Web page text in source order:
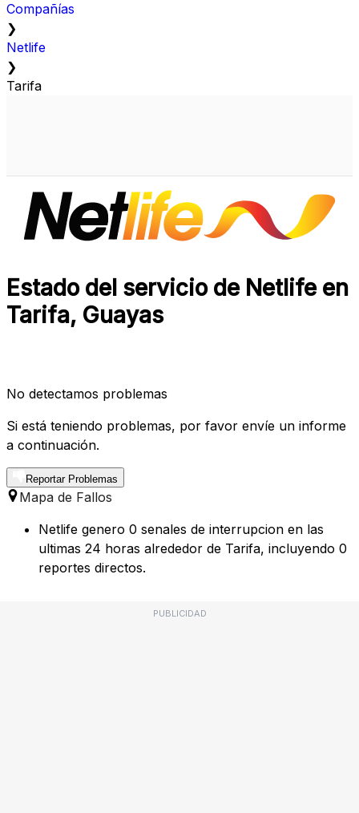
Compañías
❯
Netlife
❯
Tarifa
Estado del servicio de Netlife en
Tarifa, Guayas
No detectamos problemas
Si está teniendo problemas, por favor envíe un informe
a continuación.
Reportar Problemas
Mapa de Fallos
Netlife genero 0 senales de interrupcion en las
ultimas 24 horas alrededor de Tarifa, incluyendo 0
reportes directos.
PUBLICIDAD